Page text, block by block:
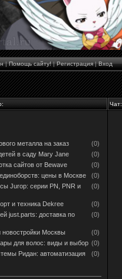
|Помощь сайту!|Регистрация|Вход
Чат:
металла на заказ
(0)
в саду Mary Jane
(0)
сайтов от Bewave
(0)
цены в Москве
(0)
Jurop: серии PN, PNR и
(0)
и техника Dekree
(0)
just.parts: доставка по
(0)
новостройки Москвы
(0)
для волос: виды и выбор (0)
Ридан: автоматизация
(0)